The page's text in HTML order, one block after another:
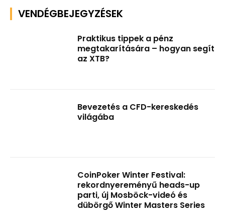
VENDÉGBEJEGYZÉSEK
Praktikus tippek a pénz
megtakarítására – hogyan segít
az XTB?
Bevezetés a CFD-kereskedés
világába
CoinPoker Winter Festival:
rekordnyereményű heads-up
parti, új Mosböck-videó és
dübörgő Winter Masters Series